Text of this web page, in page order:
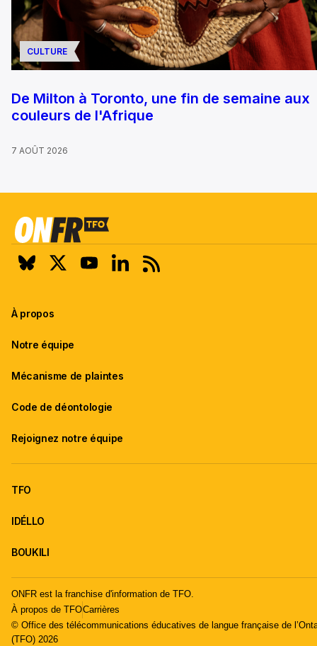
CULTURE
De Milton à Toronto, une fin de semaine aux
couleurs de l'Afrique
7 AOÛT 2026
À propos
Notre équipe
Mécanisme de plaintes
Code de déontologie
Rejoignez notre équipe
TFO
IDÉLLO
BOUKILI
ONFR est la franchise d'information de TFO.
À propos de TFOCarrières
© Office des télécommunications éducatives de langue française de
(TFO) 2026